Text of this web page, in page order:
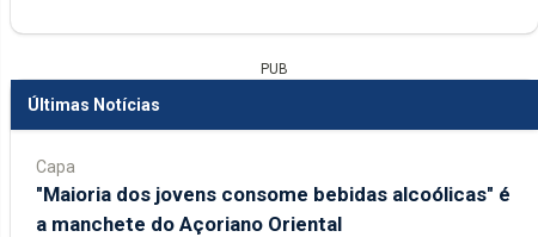
PUB
Últimas Notícias
Capa
"Maioria dos jovens consome bebidas alcoólicas" é
a manchete do Açoriano Oriental